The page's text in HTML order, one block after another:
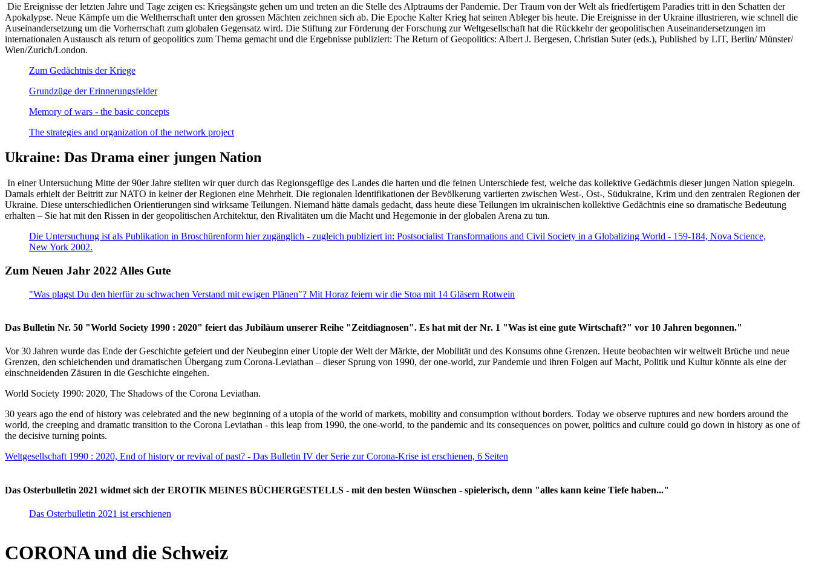
Die Ereignisse der letzten Jahre und Tage zeigen es: Kriegsängste gehen um und treten an die Stelle des Alptraums der Pandemie. Der Traum von der Welt als friedfertigem Paradies tritt in den Schatten der
Apokalypse. Neue Kämpfe um die Weltherrschaft unter den grossen Mächten zeichnen sich ab. Die Epoche Kalter Krieg hat seinen Ableger bis heute. Die Ereignisse in der Ukraine illustrieren, wie schnell die
Auseinandersetzung um die Vorherrschaft zum globalen Gegensatz wird. Die Stiftung zur Förderung der Forschung zur Weltgesellschaft hat die Rückkehr der geopolitischen Auseinandersetzungen im
internationalen Austausch als return of geopolitics zum Thema gemacht und die Ergebnisse publiziert: The Return of Geopolitics: Albert J. Bergesen, Christian Suter (eds.), Published by LIT, Berlin/ Münster/
Wien/Zurich/London.
Zum Gedächtnis der Kriege
Grundzüge der Erinnerungsfelder
Memory of wars - the basic concepts
The strategies and organization of the network project
Ukraine: Das Drama einer jungen Nation
In einer Untersuchung Mitte der 90er Jahre stellten wir quer durch das Regionsgefüge des Landes die harten und die feinen Unterschiede fest, welche das kollektive Gedächtnis dieser jungen Nation spiegeln.
Damals erhielt der Beitritt zur NATO in keiner der Regionen eine Mehrheit. Die regionalen Identifikationen der Bevölkerung variierten zwischen West-, Ost-, Südukraine, Krim und den zentralen Regionen der
Ukraine. Diese unterschiedlichen Orientierungen sind wirksame Teilungen. Niemand hätte damals gedacht, dass heute diese Teilungen im ukrainischen kollektive Gedächtnis eine so dramatische Bedeutung
erhalten – Sie hat mit den Rissen in der geopolitischen Architektur, den Rivalitäten um die Macht und Hegemonie in der globalen Arena zu tun.
Die Untersuchung ist als Publikation in Broschürenform hier zugänglich - zugleich publiziert in: Postsocialist Transformations and Civil Society in a Globalizing World - 159-184, Nova Science,
New York 2002.
Zum Neuen Jahr 2022 Alles Gute
"Was plagst Du den hierfür zu schwachen Verstand mit ewigen Plänen"? Mit Horaz feiern wir die Stoa mit 14 Gläsern Rotwein
Das Bulletin Nr. 50 "World Society 1990 : 2020" feiert das Jubiläum unserer Reihe "Zeitdiagnosen". Es hat mit der Nr. 1 "Was ist eine gute Wirtschaft?" vor 10 Jahren begonnen."
Vor 30 Jahren wurde das Ende der Geschichte gefeiert und der Neubeginn einer Utopie der Welt der Märkte, der Mobilität und des Konsums ohne Grenzen. Heute beobachten wir weltweit Brüche und neue
Grenzen, den schleichenden und dramatischen Übergang zum Corona-Leviathan – dieser Sprung von 1990, der one-world, zur Pandemie und ihren Folgen auf Macht, Politik und Kultur könnte als eine der
einschneidenden Zäsuren in die Geschichte eingehen.
World Society 1990: 2020, The Shadows of the Corona Leviathan.
30 years ago the end of history was celebrated and the new beginning of a utopia of the world of markets, mobility and consumption without borders. Today we observe ruptures and new borders around the
world, the creeping and dramatic transition to the Corona Leviathan - this leap from 1990, the one-world, to the pandemic and its consequences on power, politics and culture could go down in history as one of
the decisive turning points.
Weltgesellschaft 1990 : 2020, End of history or revival of past? - Das Bulletin IV der Serie zur Corona-Krise ist erschienen, 6 Seiten
Das Osterbulletin 2021 widmet sich der EROTIK MEINES BÜCHERGESTELLS - mit den besten Wünschen - spielerisch, denn "alles kann keine Tiefe haben..."
Das Osterbulletin 2021 ist erschienen
CORONA und die Schweiz